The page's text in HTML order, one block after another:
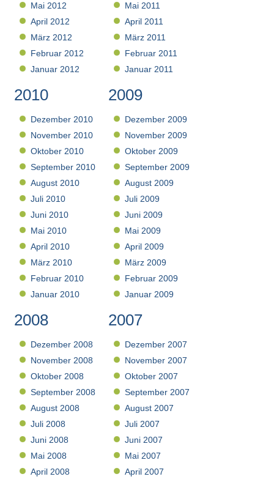
Mai 2012
April 2012
März 2012
Februar 2012
Januar 2012
Mai 2011
April 2011
März 2011
Februar 2011
Januar 2011
2010
Dezember 2010
November 2010
Oktober 2010
September 2010
August 2010
Juli 2010
Juni 2010
Mai 2010
April 2010
März 2010
Februar 2010
Januar 2010
2009
Dezember 2009
November 2009
Oktober 2009
September 2009
August 2009
Juli 2009
Juni 2009
Mai 2009
April 2009
März 2009
Februar 2009
Januar 2009
2008
Dezember 2008
November 2008
Oktober 2008
September 2008
August 2008
Juli 2008
Juni 2008
Mai 2008
April 2008
2007
Dezember 2007
November 2007
Oktober 2007
September 2007
August 2007
Juli 2007
Juni 2007
Mai 2007
April 2007